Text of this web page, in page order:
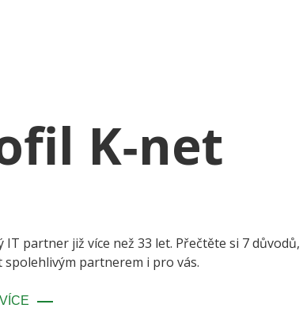
K‑net
IT partner již více než 33 let. Přečtěte si 7
spolehlivým partnerem i pro vás.